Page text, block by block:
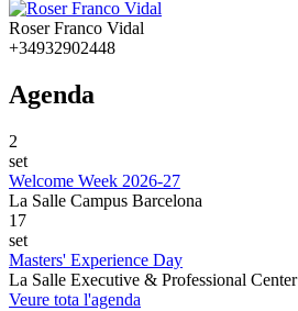
Roser Franco Vidal
+34932902448
Agenda
2
set
Welcome Week 2026-27
La Salle Campus Barcelona
17
set
Masters' Experience Day
La Salle Executive & Professional Center
Veure tota l'agenda